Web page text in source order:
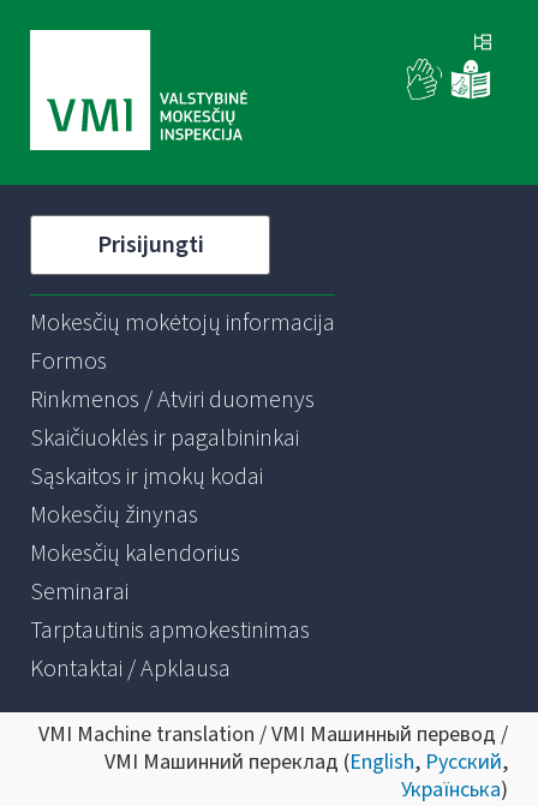
Prisijungti
Mokesčių mokėtojų informacija
Formos
Rinkmenos / Atviri duomenys
Skaičiuoklės ir pagalbininkai
Sąskaitos ir įmokų kodai
Mokesčių žinynas
Mokesčių kalendorius
Seminarai
Tarptautinis apmokestinimas
Kontaktai / Apklausa
VMI Machine translation / VMI Машинный перевод /
VMI Машинний переклад (English, Русский,
Українська)